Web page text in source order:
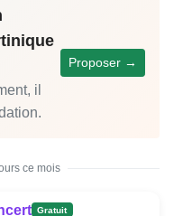
il
Proposer →
ce mois
Gratuit